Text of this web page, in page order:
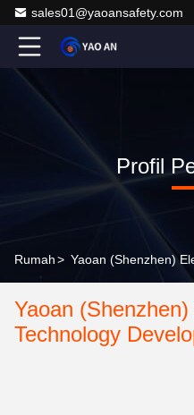
sales01@yaoansafety.com
Profil
Rumah>
Yaoan
Technology